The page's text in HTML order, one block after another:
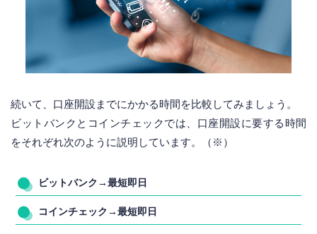
続いて、口座開設までにかかる時間を比較してみましょう。
ビットバンクとコインチェックでは、口座開設に要する時間
をそれぞれ次のように説明しています。（※）
ビットバンク→最短即日
コインチェック→最短即日